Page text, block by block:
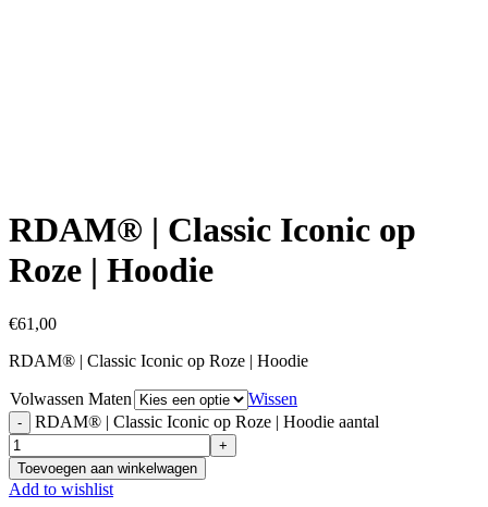
RDAM® | Classic Iconic op
Roze | Hoodie
€61,00
RDAM® | Classic Iconic op Roze | Hoodie
Volwassen Maten
Wissen
RDAM® | Classic Iconic op Roze | Hoodie aantal
Toevoegen aan winkelwagen
Add to wishlist